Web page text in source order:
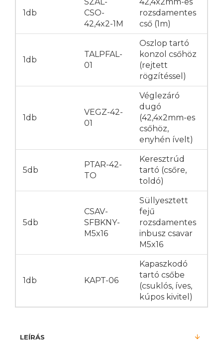
1db
CSO-
42,4x2-1M
rozsdamentes
cső (1m)
1db
TALPFAL-
01
Oszlop tartó
konzol csőhöz
(rejtett
rögzítéssel)
1db
VEGZ-42-
01
Véglezáró
dugó
(42,4x2mm-es
csőhöz,
enyhén ívelt)
5db
PTAR-42-
TO
Keresztrúd
tartó (csőre,
toldó)
5db
CSAV-
SFBKNY-
M5x16
Süllyesztett
fejű
rozsdamentes
inbusz csavar
M5x16
1db KAPT-06
Kapaszkodó
tartó csőbe
(csuklós, íves,
kúpos kivitel)
LEÍRÁS